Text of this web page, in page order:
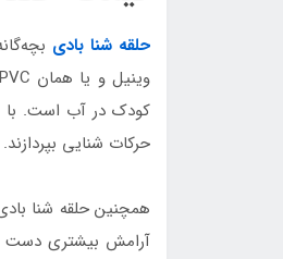
حلقه شنا بادی
کودک در آب است. با
حرکات شنایی بپردازند.
همچنین حلقه شنا
آرامش بیشتری دست